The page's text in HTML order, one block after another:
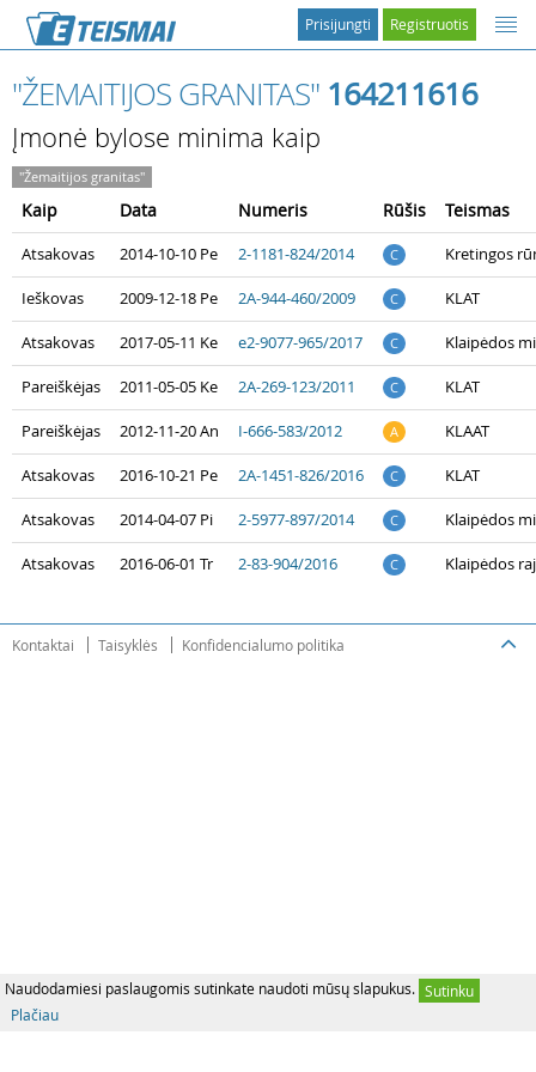
Naudodamiesi paslaugomis sutinkate naudoti mūsų slapukus. Sutinku
Plačiau
Registruotis
Prisijungti
"ŽEMAITIJOS GRANITAS" 164211616
Įmonė bylose minima kaip
"Žemaitijos granitas"
Kaip Data Numeris Rūšis Teismas
Atsakovas 2014-10-10 Pe 2-1181-824/2014 C Kretingos
Ieškovas 2009-12-18 Pe 2A-944-460/2009 C KLAT
Atsakovas 2017-05-11 Ke e2-9077-965/2017 C Klaipėdos
Pareiškėjas 2011-05-05 Ke 2A-269-123/2011 C KLAT
Pareiškėjas 2012-11-20 An I-666-583/2012 A KLAAT
Atsakovas 2016-10-21 Pe 2A-1451-826/2016 C KLAT
Atsakovas 2014-04-07 Pi 2-5977-897/2014 C Klaipėdos
Atsakovas 2016-06-01 Tr 2-83-904/2016 C Klaipėdos
Kontaktai Taisyklės Konfidencialumo politika